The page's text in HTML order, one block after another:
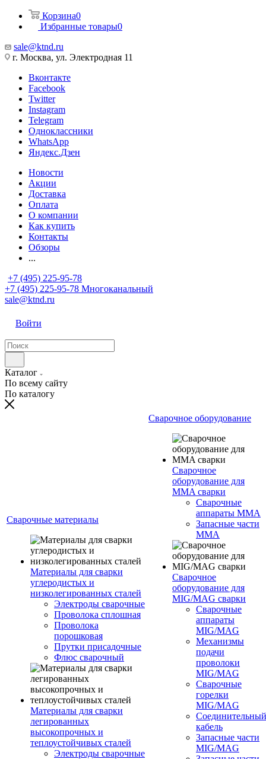
Корзина0
Избранные товары0
sale@ktnd.ru
г. Москва, ул. Электродная 11
Вконтакте
Facebook
Twitter
Instagram
Telegram
Одноклассники
WhatsApp
Яндекс.Дзен
Новости
Акции
Доставка
Оплата
О компании
Как купить
Контакты
Обзоры
...
+7 (495) 225-95-78
+7 (495) 225-95-78 Многоканальный
sale@ktnd.ru
Войти
Каталог
По всему сайту
По каталогу
Сварочные материалы
Материалы для сварки
углеродистых и
низколегированных сталей
Электроды сварочные
Проволока сплошная
Проволока
порошковая
Прутки присадочные
Флюс сварочный
Материалы для сварки
легированных
высокопрочных и
теплоустойчивых сталей
Электроды сварочные
Сварочное оборудование
Сварочное
оборудование для
MMA сварки
Сварочные
аппараты MMA
Запасные части
MMA
Сварочное
оборудование для
MIG/MAG сварки
Сварочные
аппараты
MIG/MAG
Механизмы
подачи
проволоки
MIG/MAG
Сварочные
горелки
MIG/MAG
Соединительный
кабель
Запасные части
MIG/MAG